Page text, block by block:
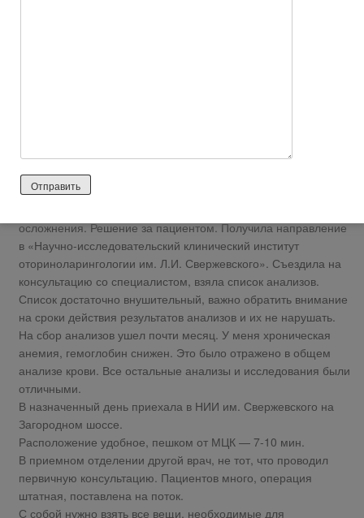
хирургическое вмешательство под общим наркозом (по
показаниям — местный), со всеми возможными вариантами
послеоперационных осложнений.
осложнения. Решение за пациентом. Получила направление
в «Научно-исследовательский клинический институт
оториноларингологии им. Л.И. Свержевского». Съездила на
консультацию со специалистом, взяла список анализов.
Список достаточно внушительный, важно обратить внимание
на сроки действия результатов анализов и их не нарушать.
На сбор анализов ушел почти месяц. У меня хроническая
анемия, гемоглобин снижен. Это было отражено в общем
анализе крови. Все остальные анализы и исследования были
отличными.
В назначенный день приехала в НИИ им. Свержевского на
Загородном шоссе.
Расположение удобное, пешком от МЦК — 7-10 мин.
В приемном отделении другой врач, не тот, что проводил
первичную консультацию. Пациентов много, операция
штатная, поставлена на поток.
С собой нужно взять все вещи, необходимые для